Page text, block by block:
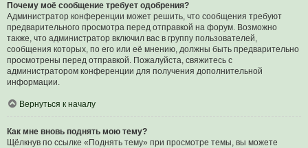
Почему моё сообщение требует одобрения?
Администратор конференции может решить, что сообщения требуют
предварительного просмотра перед отправкой на форум. Возможно
также, что администратор включил вас в группу пользователей,
сообщения которых, по его или её мнению, должны быть предварительно
просмотрены перед отправкой. Пожалуйста, свяжитесь с
администратором конференции для получения дополнительной
информации.
Вернуться к началу
Как мне вновь поднять мою тему?
Щёлкнув по ссылке «Поднять тему» при просмотре темы, вы можете